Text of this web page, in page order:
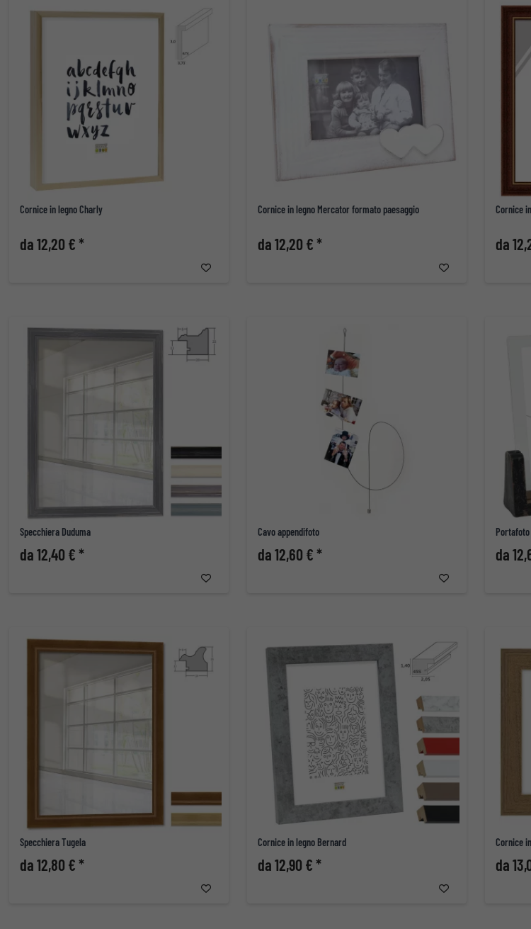
Cornice in legno Charly
da 12,20 € *
Cornice in legno Mercator formato paesaggio
da 12,20 € *
Cornice
da
Specchiera Duduma
da 12,40 € *
Cavo appendifoto
da 12,60 € * da
Specchiera Tugela
da 12,80 € *
Cornice in legno Bernard
da 12,90 € *
Cornice
da